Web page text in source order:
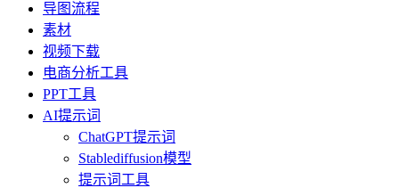
导图流程
素材
视频下载
电商分析工具
PPT工具
AI提示词
ChatGPT提示词
Stablediffusion模型
提示词工具